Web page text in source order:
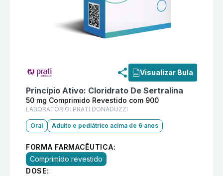
Visualizar Bula
Princípio Ativo: Cloridrato De Sertralina
50 mg Comprimido Revestido com 900
LABORATÓRIO: PRATI DONADUZZI
Oral Adulto e pediátrico acima de 6 anos
FORMA FARMACÊUTICA:
Comprimido revestido
DOSE: